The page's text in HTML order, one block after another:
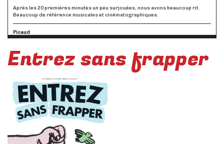
Après les 20 premières minutes un peu surjouées, nous avons beaucoup rit.
Beaucoup de référence musicales et cinématographiques.
Picaud
02/01/19 à 12:54
Un très bon moment passé avec des acteurs énergiques, qui manient aussi bien
le dialogue humoristique acéré que des mimes de tout leur corps.Bravo! Une
situation évidemment amplifiée pour l'humour mais qui fait transparaitre bien
PASCUAL
31/12/18 à 11:53
Bonjour a tous et bonne année ne perdez pas votre temps , la pièce est très très
mal jouée, j en ai vu des pièces , mais là , jamais aussi nulle
Geneviève
31/12/18 à 11:11
Entrez sans frapper